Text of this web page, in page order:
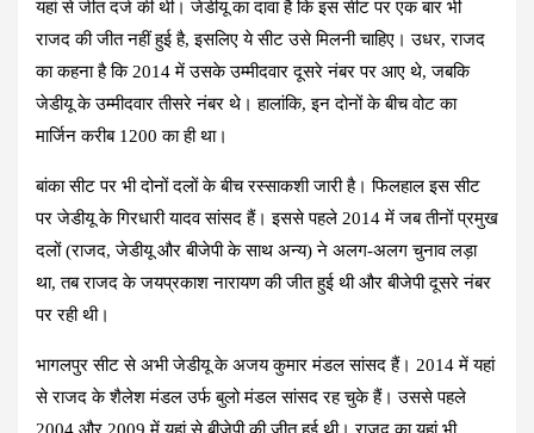
यहां से जीत दर्ज की थी। जेडीयू का दावा है कि इस सीट पर एक बार भी
राजद की जीत नहीं हुई है, इसलिए ये सीट उसे मिलनी चाहिए। उधर, राजद
का कहना है कि 2014 में उसके उम्मीदवार दूसरे नंबर पर आए थे, जबकि
जेडीयू के उम्मीदवार तीसरे नंबर थे। हालांकि, इन दोनों के बीच वोट का
मार्जिन करीब 1200 का ही था।
बांका सीटपर भी दोनों दलों के बीच रस्साकशी जारी है। फिलहाल इस सीट
पर जेडीयू के गिरधारी यादव सांसद हैं। इससे पहले 2014 में जब तीनों प्रमुख
दलों (राजद, जेडीयू और बीजेपी के साथ अन्य) ने अलग-अलग चुनाव लड़ा
था, तब राजद के जयप्रकाश नारायण की जीत हुई थी और बीजेपी दूसरे नंबर
पर रही थी।
भागलपुर सीटसे अभी जेडीयू के अजय कुमार मंडल सांसद हैं। 2014 में यहां
से राजद के शैलेश मंडल उर्फ बुलो मंडल सांसद रह चुके हैं। उससे पहले
2004 और 2009 में यहां से बीजेपी की जीत हुई थी। राजद का यहां भी